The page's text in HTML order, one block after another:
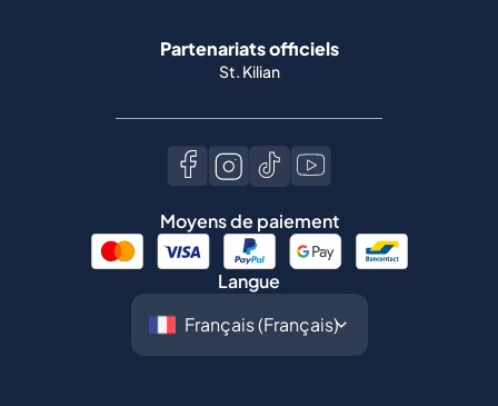
Partenariats officiels
St. Kilian
Moyens de paiement
Langue